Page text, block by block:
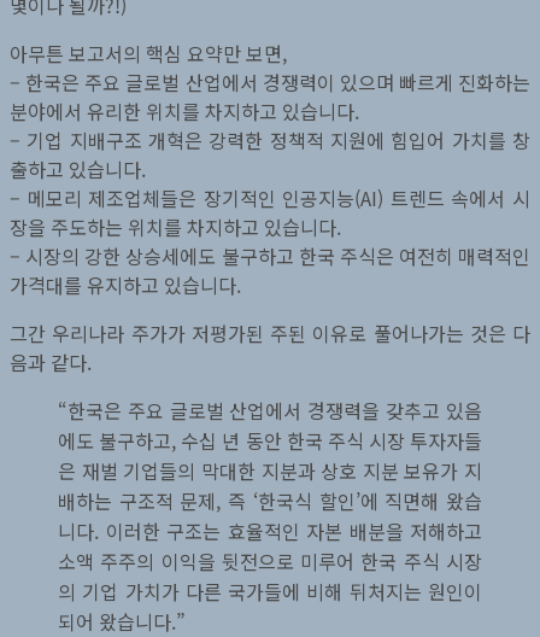
아무튼 보고서의 핵심 요약만 보면,
– 한국은 주요 글로벌 산업에서 경쟁력이 있으며 빠르게 진화하는
분야에서 유리한 위치를 차지하고 있습니다.
– 기업 지배구조 개혁은 강력한 정책적 지원에 힘입어 가치를 창
출하고 있습니다.
– 메모리 제조업체들은 장기적인 인공지능(AI) 트렌드 속에서 시
장을 주도하는 위치를 차지하고 있습니다.
– 시장의 강한 상승세에도 불구하고 한국 주식은 여전히 ​​매력적인
가격대를 유지하고 있습니다.
그간 우리나라 주가가 저평가된 주된 이유로 풀어나가는 것은 다
음과 같다.
“한국은 주요 글로벌 산업에서 경쟁력을 갖추고 있음
에도 불구하고, 수십 년 동안 한국 주식 시장 투자자들
은 재벌 기업들의 막대한 지분과 상호 지분 보유가 지
배하는 구조적 문제, 즉 ‘한국식 할인’에 직면해 왔습
니다. 이러한 구조는 효율적인 자본 배분을 저해하고
소액 주주의 이익을 뒷전으로 미루어 한국 주식 시장
의 기업 가치가 다른 국가들에 비해 뒤처지는 원인이
되어 왔습니다.”